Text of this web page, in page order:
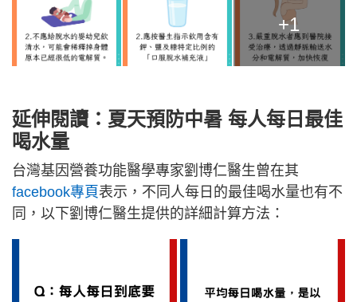
+1
延伸閱讀：夏天預防中暑 每人每日最佳
喝水量
台灣基因營養功能醫學專家劉博仁醫生曾在其
facebook專頁表示，不同人每日的最佳喝水量也有不
同，以下劉博仁醫生提供的詳細計算方法：